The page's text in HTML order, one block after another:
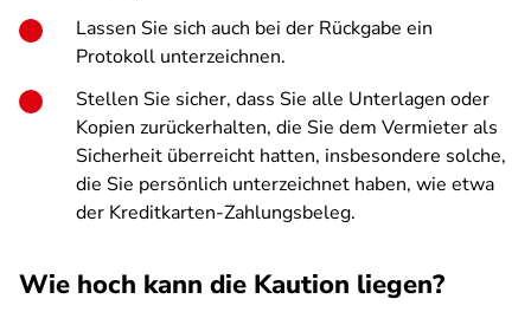
Lassen Sie sich auch bei der Rückgabe ein
Protokoll unterzeichnen.
Stellen Sie sicher, dass Sie alle Unterlagen oder
Kopien zurückerhalten, die Sie dem Vermieter als
Sicherheit überreicht hatten, insbesondere solche,
die Sie persönlich unterzeichnet haben, wie etwa
der Kreditkarten-Zahlungsbeleg.
Wie hoch kann die Kaution liegen?